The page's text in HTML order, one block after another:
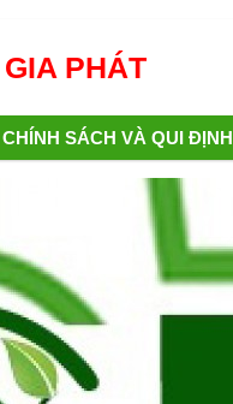
PHÁT
CHÍNH SÁCH VÀ QUI ĐỊNH